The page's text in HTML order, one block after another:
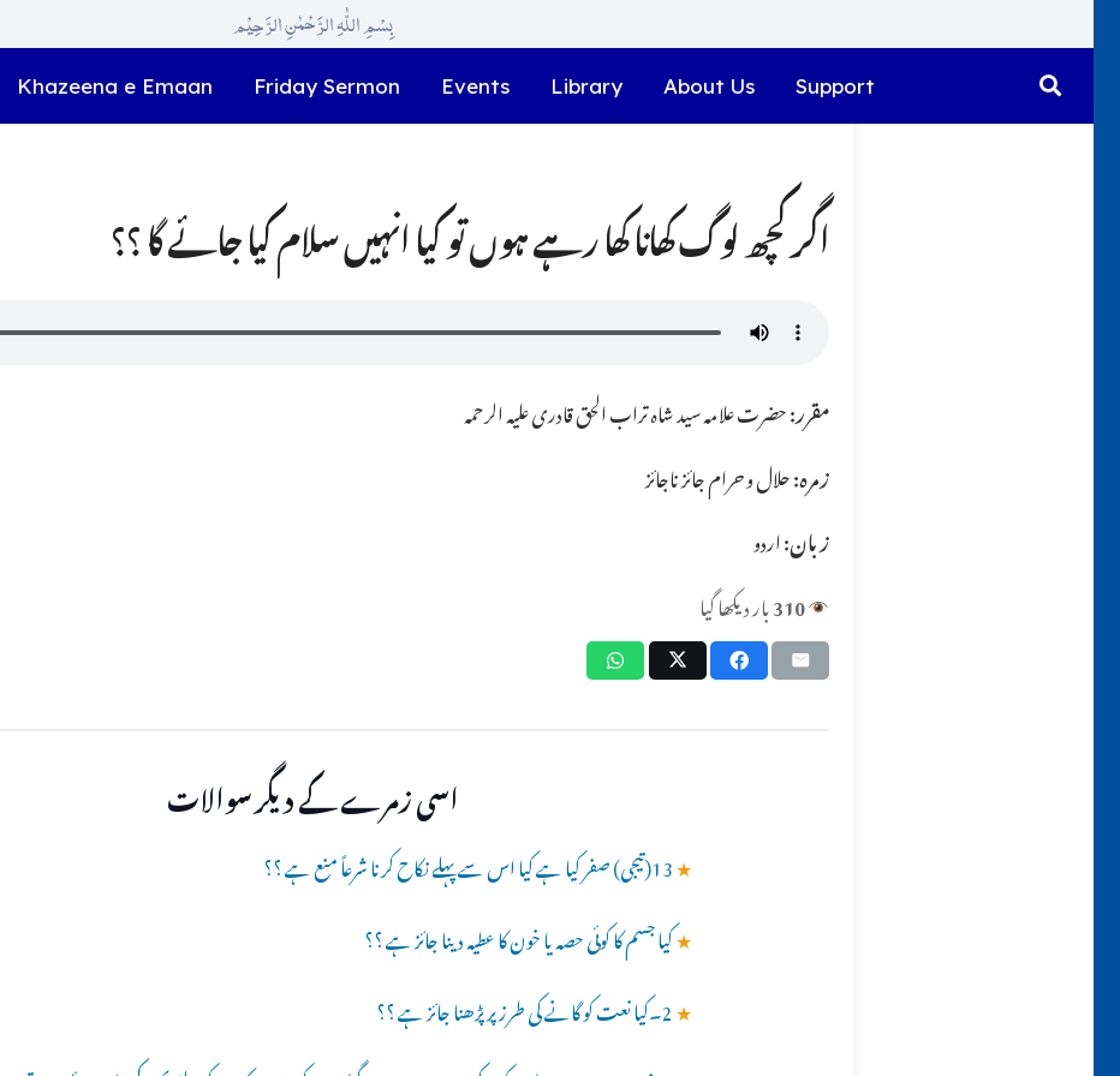
بِسْمِ اللّٰہِ الرَّحْمٰنِ الرَّحِیْم
Khazeena e Emaan Friday Sermon Events Library About Us Support
اگر کچھ لوگ کھانا کھا رہے ہوں تو کیا انہیں سلام کیا جائے گا ؟؟
مقرر:حضرت علامہ سید شاہ تراب الحق قادری علیہ الرحمہ
زمرہ:حلال و حرام جائز ناجائز
زبان:اردو
310بار دیکھا گیا
اسی زمرے کے دیگر سوالات
★13(تیجی) صفر کیا ہے کیا اس سے پہلے نکاح کرنا شرعاً منع ہے ؟؟
★کیا جسم کا کوئی حصہ یا خون کا عطیہ دینا جائز ہے ؟؟
★2۔کیا نعت کو گانے کی طرز پر پڑھنا جائز ہے ؟؟